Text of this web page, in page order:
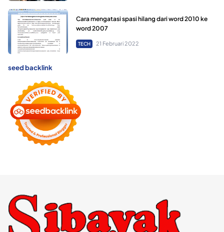
Cara mengatasi spasi hilang dari word 2010 ke
word 2007
TECH 21 Februari 2022
seed backlink